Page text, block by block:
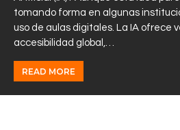
tomando forma en algunas
uso de aulas digitales. La IA ofrece
accesibilidad global,…
READ MORE